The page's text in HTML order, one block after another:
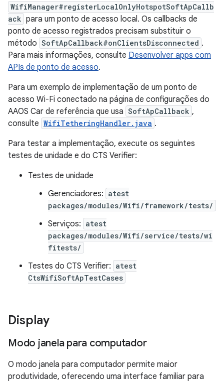
WifiManager#registerLocalOnlyHotspotSoftApCallb
ack para um ponto de acesso local. Os callbacks de
ponto de acesso registrados precisam substituir o
método SoftApCallback#onClientsDisconnected .
Para mais informações, consulte Desenvolver apps com
APIs de ponto de acesso.
Para um exemplo de implementação de um ponto de
acesso Wi-Fi conectado na página de configurações do
AAOS Car de referência que usa SoftApCallback ,
consulte WifiTetheringHandler.java .
Para testar a implementação, execute os seguintes
testes de unidade e do CTS Verifier:
Testes de unidade
Gerenciadores: atest
packages/modules/Wifi/framework/tests/
Serviços: atest
packages/modules/Wifi/service/tests/wi
fitests/
Testes do CTS Verifier: atest
CtsWifiSoftApTestCases
Display
Modo janela para computador
O modo janela para computador permite maior
produtividade, oferecendo uma interface familiar para